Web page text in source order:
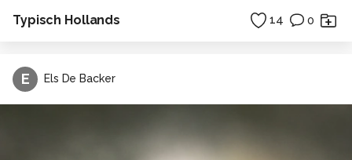
Typisch Hollands 14 0
E Els De Backer